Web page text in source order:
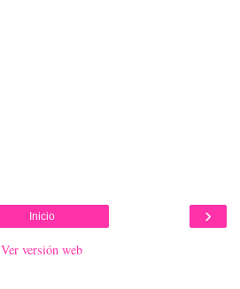
›
Inicio
Ver versión web